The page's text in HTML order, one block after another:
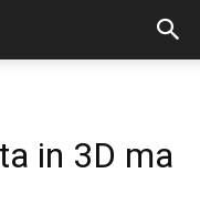
in 3D ma